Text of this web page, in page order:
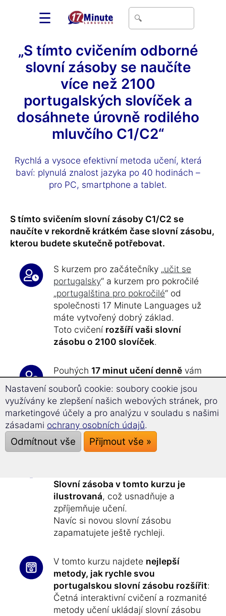
☰
„S tímto cvičením odborné
slovní zásoby se naučíte
více než 2100
portugalských slovíček a
dosáhnete úrovně rodilého
mluvčího C1/C2“
Rychlá a vysoce efektivní metoda učení, která
baví: plynulá znalost jazyka po 40 hodinách –
pro PC, smartphone a tablet.
S tímto svičením slovní zásoby C1/C2 se
naučíte v rekordně krátkém čase slovní zásobu,
kterou budete skutečně potřebovat.
S kurzem pro začátečníky „učit se
portugalsky“ a kurzem pro pokročilé
„portugalština pro pokročilé“ od
společnosti 17 Minute Languages už
máte vytvořený dobrý základ.
Toto cvičení rozšíří vaši slovní
zásobu o 2100 slovíček.
Pouhých 17 minut učení denně vám
umožní učit se efektivně a cíleně.
Po přibližně40 hodinách výuky
dosáhneteúrovně C1 a C2
Evropského referenčního rámce pro
jazykové znalosti.
Slovní zásoba v tomto kurzu je
ilustrovaná, což usnadňuje a
zpříjemňuje učení.
Navíc si novou slovní zásobu
zapamatujete ještě rychleji.
V tomto kurzu najdete nejlepší
metody, jak rychle svou
portugalskou slovní zásobu rozšířit:
Četná interaktivní cvičení a rozmanité
metody učení ukládají slovní zásobu
Nastavení souborů cookie: soubory cookie jsou
využívány ke zlepšení našich webových stránek, pro
marketingové účely a pro analýzu v souladu s našimi
zásadami ochrany osobních údajů.
Odmítnout vše Přijmout vše »